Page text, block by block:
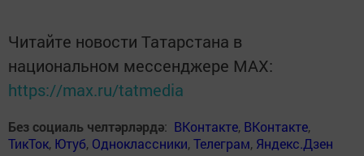
Читайте новости Татарстана в
национальном мессенджере MАХ:
https://max.ru/tatmedia
Без социаль челтәрләрдә: ВКонтакте, ВКонтакте,
ТикТок, Ютуб, Одноклассники,Телеграм, Яндекс.Дзен